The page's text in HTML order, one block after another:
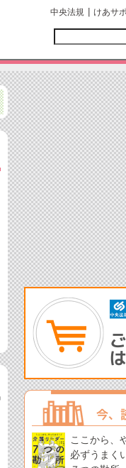
中央法規 けあサ
ここから、
必ずうまく